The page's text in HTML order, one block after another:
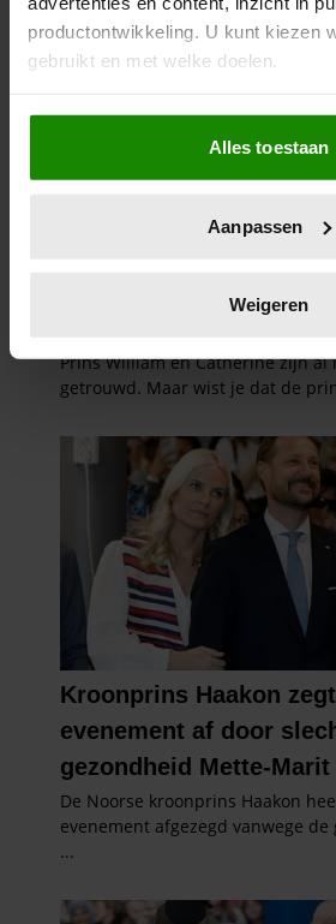
productontwikkeling. U kunt kiezen
gebruikt en met welke doelen.
Als u het toestaat, willen we ook
Informatie verzamelen over
locatie, die tot een paar meter
scannen op specifieke
verwerkt en stel uw voorkeuren in
intrekken in de Cookieverklaring.
personaliseren, om functies voor
en om ons websiteverkeer te
informatie over uw gebruik van
partners voor social media,
partners kunnen deze gegevens
informatie die u aan ze heeft
verzameld op basis van uw gebruik
gaat akkoord met onze cookies als
gebruiken.
Alles toestaan
Aanpassen
Weigeren